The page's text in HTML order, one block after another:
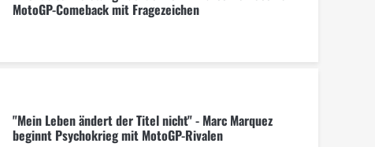
MotoGP-Comeback mit Fragezeichen
"Mein Leben ändert der Titel nicht" - Marc Marquez
beginnt Psychokrieg mit MotoGP-Rivalen